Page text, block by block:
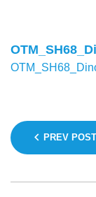
PREV POST